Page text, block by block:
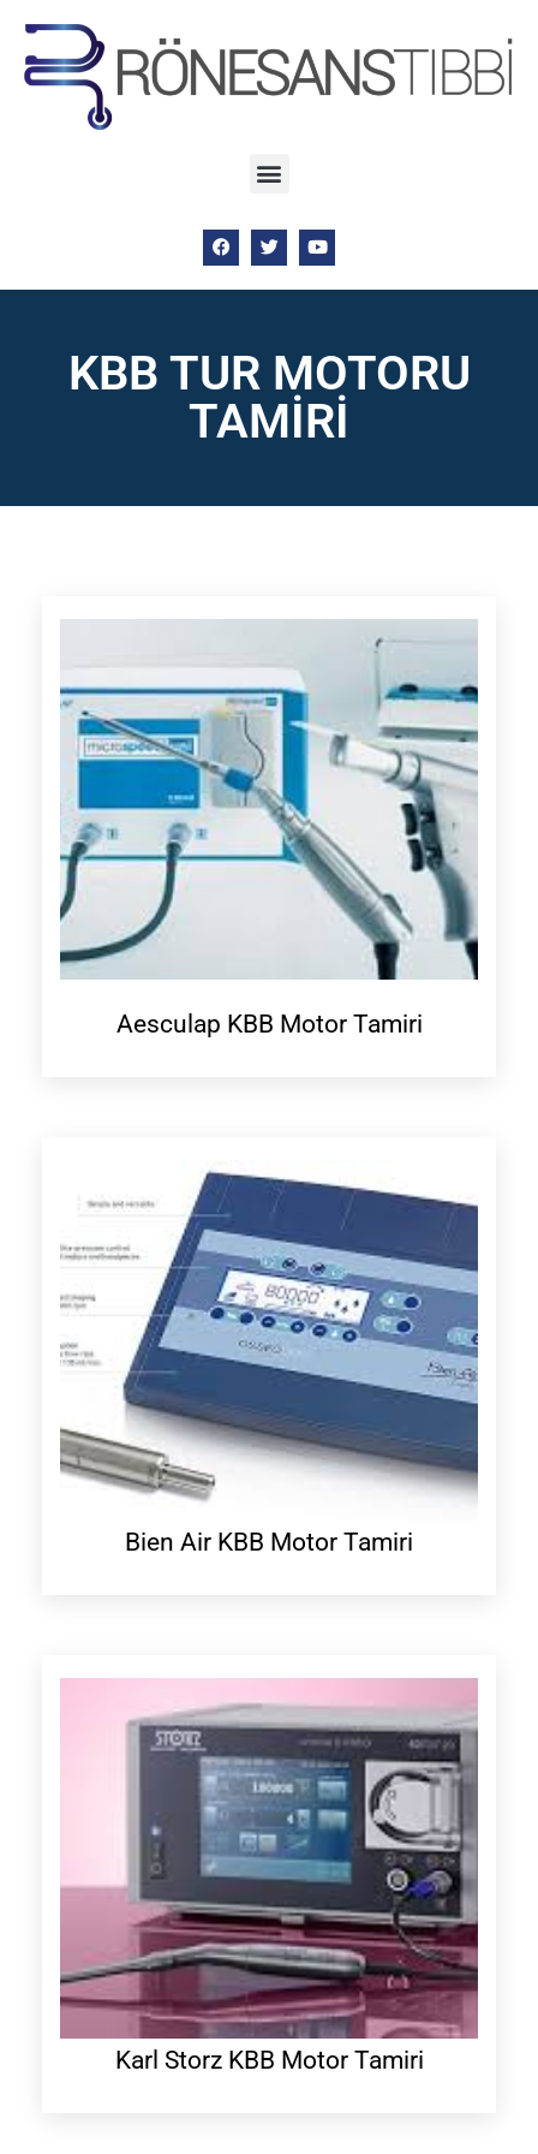
KBB TUR MOTORU
TAMİRİ
Aesculap KBB Motor Tamiri
Bien Air KBB Motor Tamiri
Karl Storz KBB Motor Tamiri